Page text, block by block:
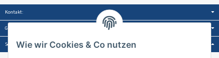
Kontakt:
Gesetzliche Informationen:
Service:Wie wir Cookies & Co nutzen